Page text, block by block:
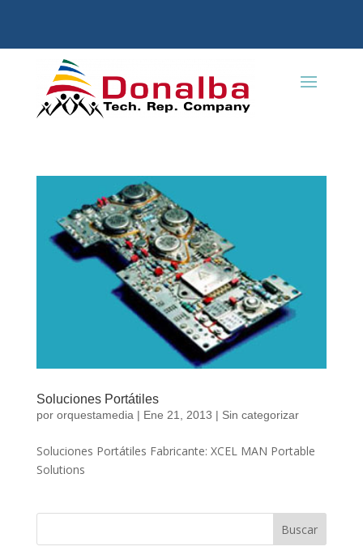
Soluciones Portátiles
por orquestamedia| Ene 21, 2013 | Sin categorizar
Soluciones Portátiles Fabricante: XCEL MAN Portable
Solutions
Buscar